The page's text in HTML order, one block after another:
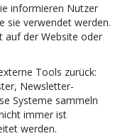
informieren Nutzer
sie verwendet werden.
auf der Website oder
Tools zurück:
Newsletter-
Systeme sammeln
immer ist
werden.